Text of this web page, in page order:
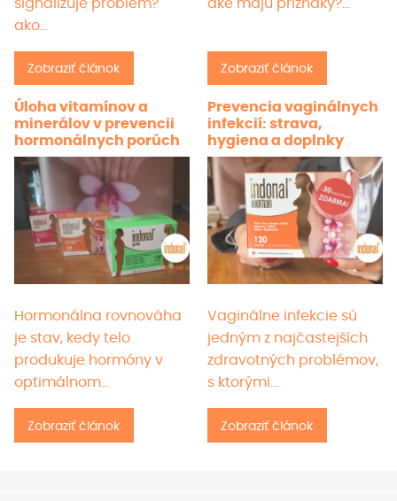
signalizuje problém?
ako…
Zobraziť článok
aké majú príznaky?…
Zobraziť článok
Úloha vitamínov a
minerálov v prevencii
hormonálnych porúch
Hormonálna rovnováha
je stav, kedy telo
produkuje hormóny v
optimálnom…
Zobraziť článok
Prevencia vaginálnych
infekcií: strava,
hygiena a doplnky
Vaginálne infekcie sú
jedným z najčastejších
zdravotných problémov,
s ktorými…
Zobraziť článok